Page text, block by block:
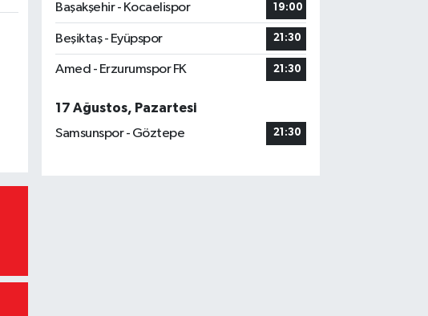
Başakşehir - Kocaelispor
19:00
Beşiktaş - Eyüpspor 21:30
Amed - Erzurumspor FK 21:30
17 Ağustos, Pazartesi
Samsunspor - Göztepe
21:30